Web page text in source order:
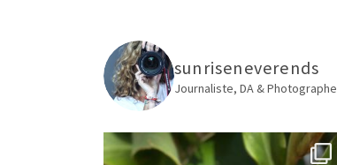
sunriseneverends
Journaliste, DA & Photographe